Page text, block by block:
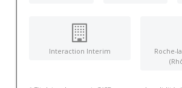
Interaction Interim
Roche-